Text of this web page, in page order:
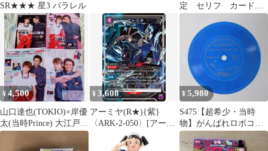
SR★★★ 星3 パラレル
定 セリフ カード
ノベルティ ロボコ
キャラクター 非売品
¥4,500
山口達也(TOKIO)×岸優
太(当時Prince) 大江戸ロ
ボコン記事セット
¥3,608
アーミヤ(R★){紫}
〈ARK-2-050〉[アーク
ナイツ Vol.2]ユニオン
アリーナ
¥5,980
S475【超希少・当時
物】がんばれロボコン
おしゃべりレコード 別
冊テレビランド4号ふろ